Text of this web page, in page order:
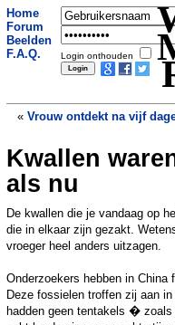
Home
Forum
Beelden
F.A.Q.
Login onthouden
« Vrouw ontdekt na vijf
Kwallen
als nu
De kwallen die je vandaag op
die in elkaar zijn gezakt.
vroeger heel anders uitzagen.
Onderzoekers hebben in China
Deze fossielen troffen zij aan
hadden geen tentakels �